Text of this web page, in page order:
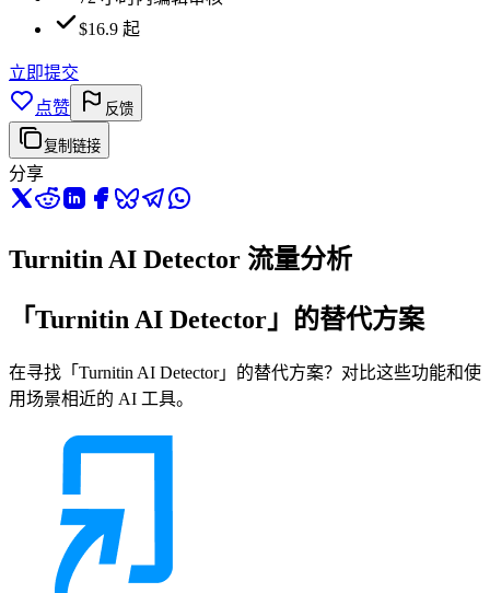
$16.9 起
立即提交
点赞
反馈
复制链接
分享
Turnitin AI Detector 流量分析
「Turnitin AI Detector」的替代方案
在寻找「Turnitin AI Detector」的替代方案？对比这些功能和使
用场景相近的 AI 工具。